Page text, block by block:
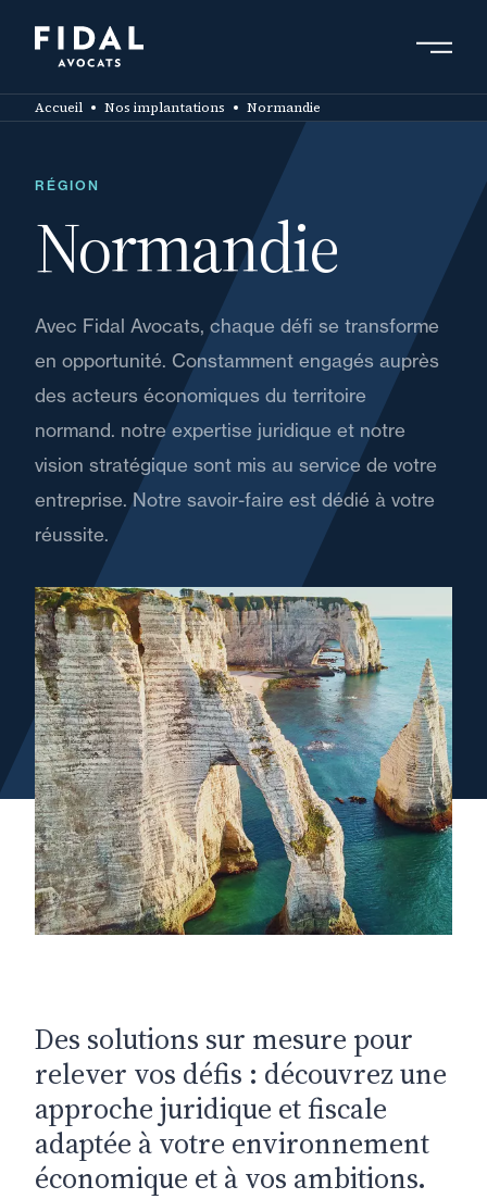
contenu
principal
Accueil Nos implantations Normandie
RÉGION
Normandie
Avec Fidal Avocats, chaque défi se transforme
en opportunité. Constamment engagés auprès
des acteurs économiques du territoire
normand. notre expertise juridique et notre
vision stratégique sont mis au service de votre
entreprise. Notre savoir-faire est dédié à votre
réussite.
Des solutions sur mesure pour
relever vos défis : découvrez une
approche juridique et fiscale
adaptée à votre environnement
économique et à vos ambitions.